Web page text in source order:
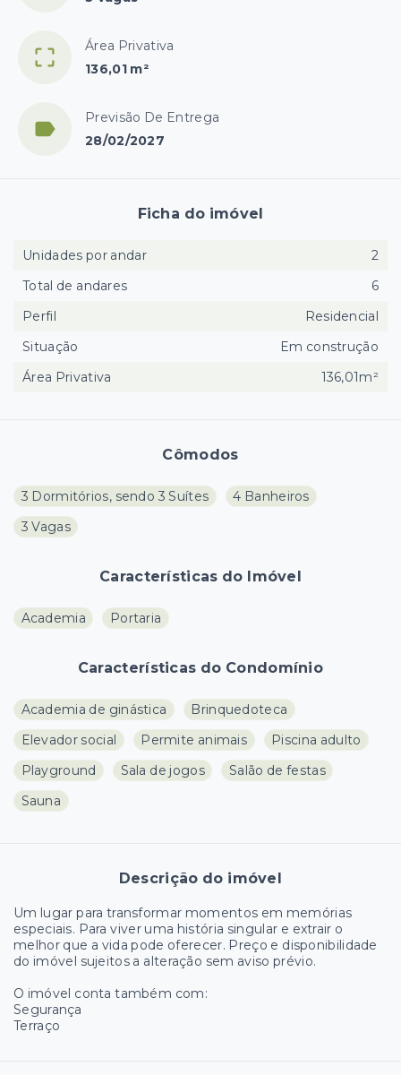
Área Privativa
136,01 m²
Previsão De Entrega
28/02/2027
Cômodos
3 Dormitórios, sendo 3 Suítes
4 Banheiros
3 Vagas
Características do Imóvel
Academia Portaria
Características do Condomínio
Academia de ginástica
Brinquedoteca
Elevador social
Permite animais
Piscina adulto
Playground
Sala de jogos
Salão de festas
Sauna
Descrição do imóvel
Um lugar para transformar momentos em memórias
especiais. Para viver uma história singular e extrair o
melhor que a vida pode oferecer. Preço e disponibilidade
do imóvel sujeitos a alteração sem aviso prévio.
O imóvel conta também com:
Segurança
Terraço
Ficha do imóvel
Unidades por andar
2
Total de andares
6
Perfil
Residencial
Situação
Em construção
Área Privativa
136,01m²